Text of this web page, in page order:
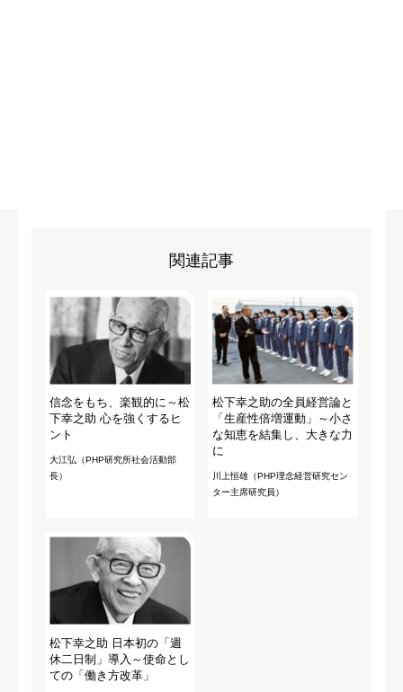
関連記事
信念をもち、楽観的に～松
下幸之助 心を強くするヒ
ント
大江弘（PHP研究所社会活動部
長）
松下幸之助の全員経営論と
「生産性倍増運動」～小さ
な知恵を結集し、大きな力
に
川上恒雄（PHP理念経営研究セン
ター主席研究員）
松下幸之助 日本初の「週
休二日制」導入～使命とし
ての「働き方改革」